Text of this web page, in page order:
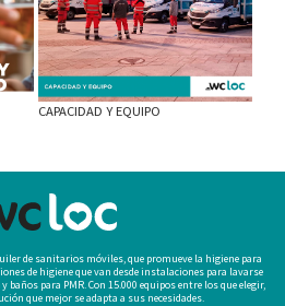
CAPACIDAD Y EQUIPO
de sanitarios móviles, que promueve la higiene para
de higiene que van desde instalaciones para lavarse
para PMR. Con 15.000 equipos entre los que elegir,
que mejor se adapta a sus necesidades.